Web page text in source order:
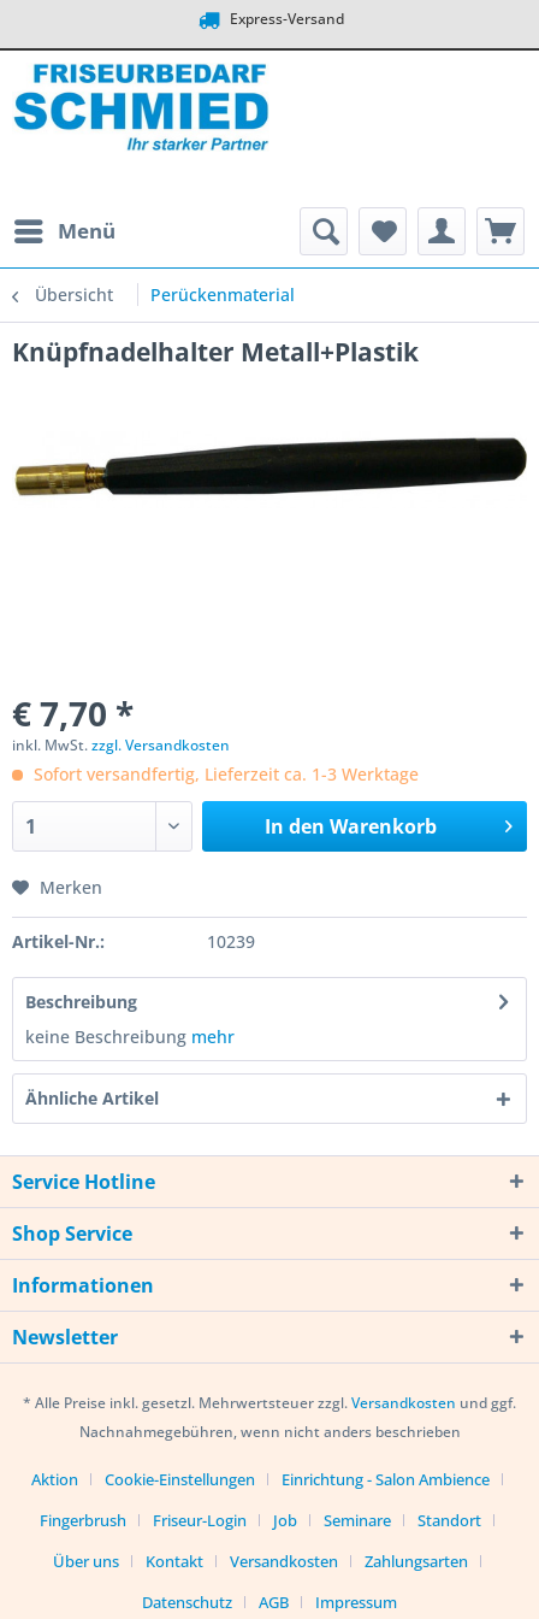
Express-Versand
Menü
Übersicht Perückenmaterial
Knüpfnadelhalter Metall+Plastik
€ 7,70 *
inkl. MwSt.zzgl. Versandkosten
Sofort versandfertig, Lieferzeit ca. 1-3 Werktage
In den Warenkorb
Merken
Artikel-Nr.: 10239
Beschreibung
keine Beschreibung mehr
Ähnliche Artikel
Service Hotline
Shop Service
Informationen
Newsletter
* Alle Preise inkl. gesetzl. Mehrwertsteuer zzgl.Versandkosten und ggf.
Nachnahmegebühren, wenn nicht anders beschrieben
Aktion Cookie-Einstellungen
Einrichtung - Salon Ambience
Fingerbrush
Friseur-Login Job Seminare
Standort
Über uns
Kontakt Versandkosten
Zahlungsarten
Datenschutz
AGB Impressum